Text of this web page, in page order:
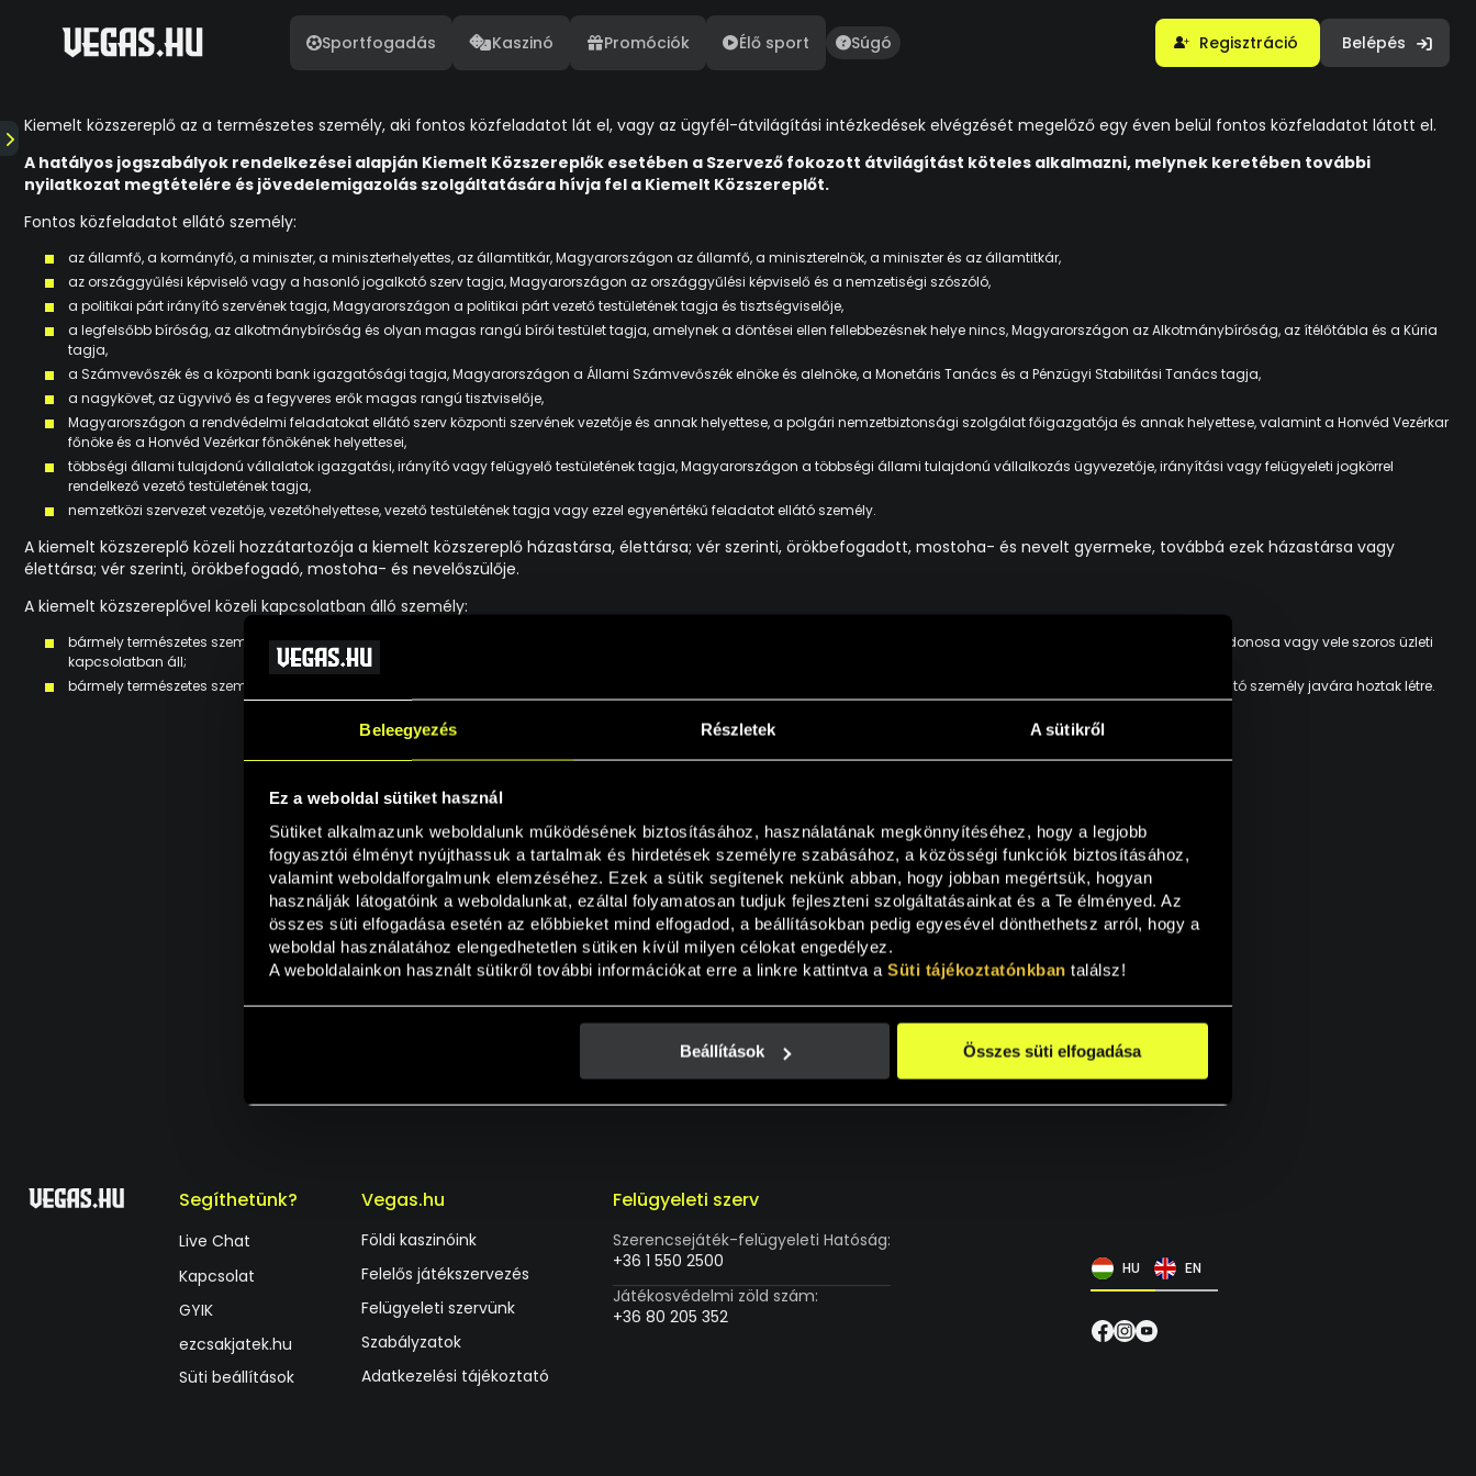
Beleegyezés Részletek A sütikről
Ez a weboldal sütiket használ
Sütiket alkalmazunk weboldalunk működésének biztosításához, használatának megkönnyítéséhez, hogy a legjobb
fogyasztói élményt nyújthassuk a tartalmak és hirdetések személyre szabásához, a közösségi funkciók biztosításához,
valamint weboldalforgalmunk elemzéséhez. Ezek a sütik segítenek nekünk abban, hogy jobban megértsük, hogyan
használják látogatóink a weboldalunkat, ezáltal folyamatosan tudjuk fejleszteni szolgáltatásainkat és a Te élményed. Az
összes süti elfogadása esetén az előbbieket mind elfogadod, a beállításokban pedig egyesével dönthethetsz arról, hogy a
weboldal használatához elengedhetetlen sütiken kívül milyen célokat engedélyez.
A weboldalainkon használt sütikről további információkat erre a linkre kattintva a Süti tájékoztatónkban találsz!
Beállítások Összes süti elfogadása
Sportfogadás Kaszinó Promóciók Élő sport Súgó Regisztráció Belépés
Kiemelt közszereplő az a természetes személy, aki fontos közfeladatot lát el, vagy az ügyfél-átvilágítási intézkedések elvégzését megelőző egy éven belül fontos közfeladatot látott el.
A hatályos jogszabályok rendelkezései alapján Kiemelt Közszereplők esetében a Szervező fokozott átvilágítást köteles alkalmazni, melynek keretében további
nyilatkozat megtételére és jövedelemigazolás szolgáltatására hívja fel a Kiemelt Közszereplőt.
Fontos közfeladatot ellátó személy:
az államfő, a kormányfő, a miniszter, a miniszterhelyettes, az államtitkár, Magyarországon az államfő, a miniszterelnök, a miniszter és az államtitkár,
az országgyűlési képviselő vagy a hasonló jogalkotó szerv tagja, Magyarországon az országgyűlési képviselő és a nemzetiségi szószóló,
a politikai párt irányító szervének tagja, Magyarországon a politikai párt vezető testületének tagja és tisztségviselője,
a legfelsőbb bíróság, az alkotmánybíróság és olyan magas rangú bírói testület tagja, amelynek a döntései ellen fellebbezésnek helye nincs, Magyarországon az Alkotmánybíróság, az ítélőtábla és a Kúria
tagja,
a Számvevőszék és a központi bank igazgatósági tagja, Magyarországon a Állami Számvevőszék elnöke és alelnöke, a Monetáris Tanács és a Pénzügyi Stabilitási Tanács tagja,
a nagykövet, az ügyvivő és a fegyveres erők magas rangú tisztviselője,
Magyarországon a rendvédelmi feladatokat ellátó szerv központi szervének vezetője és annak helyettese, a polgári nemzetbiztonsági szolgálat főigazgatója és annak helyettese, valamint a Honvéd Vezérkar
főnöke és a Honvéd Vezérkar főnökének helyettesei,
többségi állami tulajdonú vállalatok igazgatási, irányító vagy felügyelő testületének tagja, Magyarországon a többségi állami tulajdonú vállalkozás ügyvezetője, irányítási vagy felügyeleti jogkörrel
rendelkező vezető testületének tagja,
nemzetközi szervezet vezetője, vezetőhelyettese, vezető testületének tagja vagy ezzel egyenértékű feladatot ellátó személy.
A kiemelt közszereplő közeli hozzátartozója a kiemelt közszereplő házastársa, élettársa; vér szerinti, örökbefogadott, mostoha- és nevelt gyermeke, továbbá ezek házastársa vagy
élettársa; vér szerinti, örökbefogadó, mostoha- és nevelőszülője.
A kiemelt közszereplővel közeli kapcsolatban álló személy:
bármely természetes személy, aki a fontos közfeladatot ellátó személlyel közösen ugyanazon jogi személy vagy jogi személyiséggel nem rendelkező szervezet tényleges tulajdonosa vagy vele szoros üzleti
kapcsolatban áll;
bármely természetes személy, aki egyszemélyes tulajdonosa olyan jogi személynek vagy jogi személyiséggel nem rendelkező szervezetnek, amelyet a fontos közfeladatot ellátó személy javára hoztak létre.
Segíthetünk?
Live Chat
Kapcsolat
GYIK
ezcsakjatek.hu
Süti beállítások
Vegas.hu
Földi kaszinóink
Felelős játékszervezés
Felügyeleti szervünk
Szabályzatok
Adatkezelési tájékoztató
Felügyeleti szerv
Szerencsejáték-felügyeleti Hatóság:
+36 1 550 2500
Játékosvédelmi zöld szám:
+36 80 205 352
HU EN